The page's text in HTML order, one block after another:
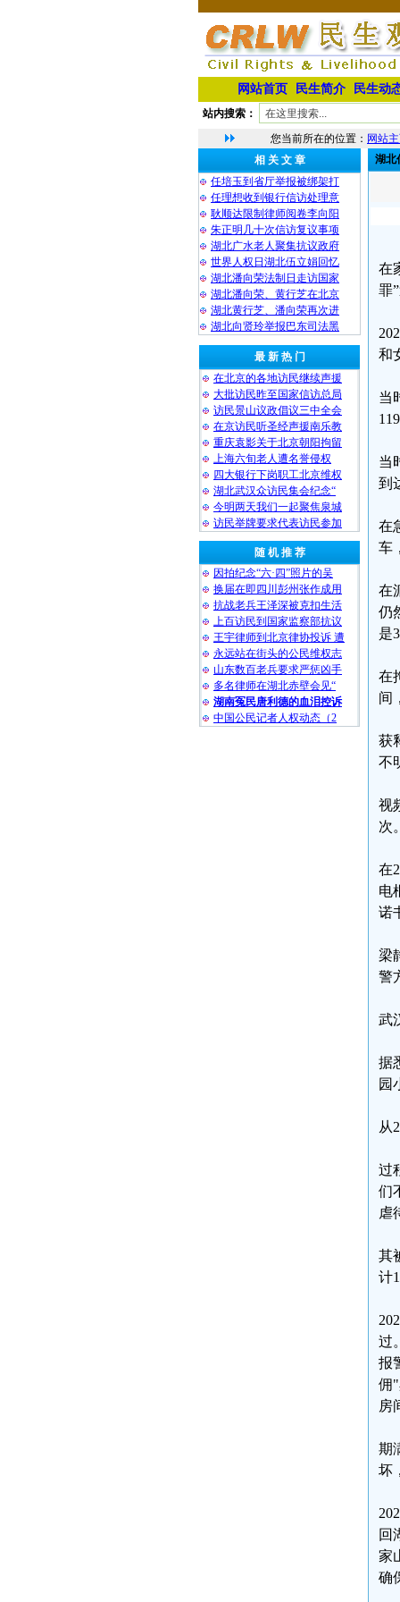
网站首页 民生简介 民生动
站内搜索：
您当前所在的位置： 网站
相 关 文 章
任培玉到省厅举报被绑架打
任理想收到银行信访处理意
耿顺达限制律师阅卷李向阳
朱正明几十次信访复议事项
湖北广水老人聚集抗议政府
世界人权日湖北伍立娟回忆
湖北潘向荣法制日走访国家
湖北潘向荣、黄行芝在北京
湖北黄行芝、潘向荣再次进
湖北向贤玲举报巴东司法黑
最 新 热 门
在北京的各地访民继续声援
大批访民昨至国家信访总局
访民景山议政倡议三中全会
在京访民听圣经声援南乐教
重庆袁影关于北京朝阳拘留
上海六旬老人遭名誉侵权
四大银行下岗职工北京维权
湖北武汉众访民集会纪念“
今明两天我们一起聚焦泉城
访民举牌要求代表访民参加
随 机 推 荐
因拍纪念“六·四”照片的吴
换届在即四川彭州张作成用
抗战老兵王泽深被克扣生活
上百访民到国家监察部抗议
王宇律师到北京律协投诉 遭
永远站在街头的公民维权志
山东数百老兵要求严惩凶手
多名律师在湖北赤壁会见“
湖南冤民唐利德的血泪控诉
中国公民记者人权动态（2
湖北
在
罪
和
当
当
到
在
车
在
仍
是
在
间
获
不
视
次
在
电
诺
梁
警
武
据
园
从
过
们
虐
其
计
过
报
佣
房
期
坏
回
家
确